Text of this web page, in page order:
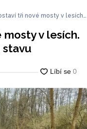
tři nové mosty v lesích.
v lesích.
stavu